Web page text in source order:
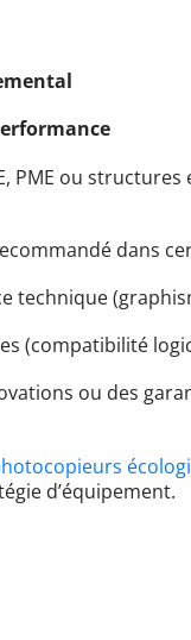
PME ou
dans
technique
(compatibilité
ou des
d’équipement.